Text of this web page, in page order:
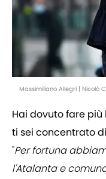
Massimiliano Allegri | Nicolò
Hai dovuto fare
ti sei concentrato
"Per fortuna
l'Atalanta e